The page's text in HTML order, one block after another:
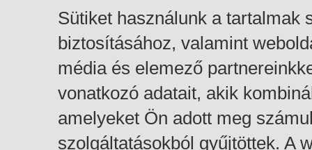
Sütiket használunk a tartalmak
biztosításához, valamint
média és elemező
vonatkozó adatait, akik
amelyeket Ön adott meg
szolgáltatásokból gyűjtöttek. A